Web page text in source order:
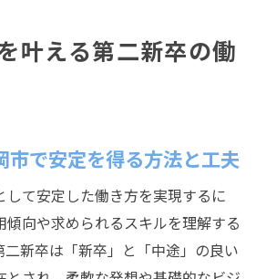
叶える第二新卒の働
市で安定を得る方法と工夫
して安定した働き方を実現するに
傾向や求められるスキルを理解する
二新卒は「新卒」と「中途」の良い